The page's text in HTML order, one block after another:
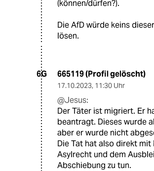
(können/dürfen?).
Die AfD würde keins
lösen.
6G 665119 (Profil gelöscht)
17.10.2023, 11:30 Uhr
@Jesus:
Der Täter ist migriert. Er
beantragt. Dieses wurde
aber er wurde nicht
Die Tat hat also direkt mit
Asylrecht und dem
Abschiebung zu tun.